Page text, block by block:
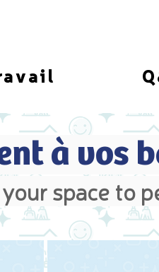
à vos
space to